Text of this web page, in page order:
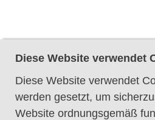
Diese Website verwendet
Diese Website verwendet
werden gesetzt, um
Website ordnungsgemäß